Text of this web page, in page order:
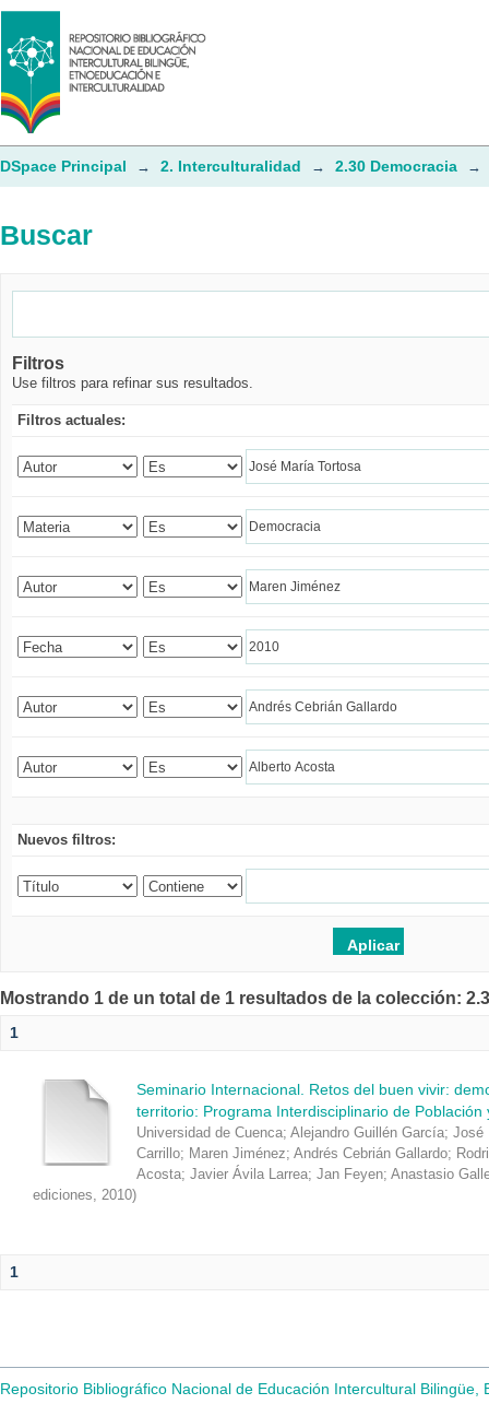
Buscar
DSpace Principal → 2. Interculturalidad → 2.30 Democracia →
Buscar
Filtros
Use filtros para refinar sus resultados.
Filtros actuales:
Nuevos filtros:
Mostrando 1 de un total de 1 resultados de la colección:
1
Seminario Internacional. Retos del buen vivir:
territorio: Programa Interdisciplinario de
Universidad de Cuenca; Alejandro Guillén García; José
Carrillo; Maren Jiménez; Andrés Cebrián Gallardo;
Acosta; Javier Ávila Larrea; Jan Feyen; Anastasio
ediciones, 2010)
1
Repositorio Bibliográfico Nacional de Educación Intercultural